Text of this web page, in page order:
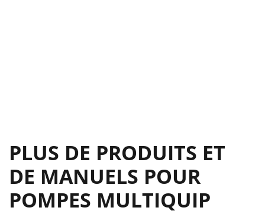
PLUS DE PRODUITS ET
DE MANUELS POUR
POMPES MULTIQUIP